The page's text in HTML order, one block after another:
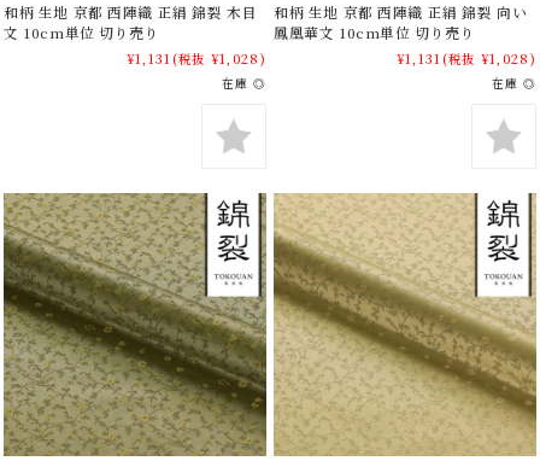
和柄 生地 京都 西陣織 正絹 錦裂 木目
文 10cm単位 切り売り
¥1,131 (税抜 ¥1,028)
在庫 ◎
和柄 生地 京都 西陣織 正絹 錦裂 向い
鳳凰華文 10cm単位 切り売り
¥1,131 (税抜 ¥1,028)
在庫 ◎